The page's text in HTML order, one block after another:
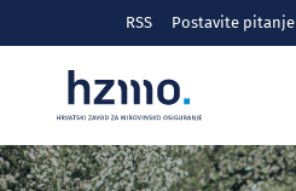
RSS Postavite pitanje
Hrvatski